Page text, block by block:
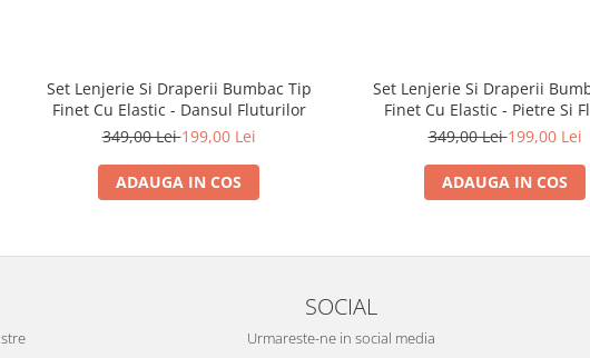
Set Lenjerie Si Draperii Bumbac Tip
Finet Cu Elastic - Dansul Fluturilor
349,00 Lei199,00 Lei
ADAUGA IN COS
Set Lenjerie Si Draperii
Finet Cu Elastic - Pietre Si
349,00 Lei199,00 Lei
ADAUGA IN COS
SOCIAL
Urmareste-ne in social media